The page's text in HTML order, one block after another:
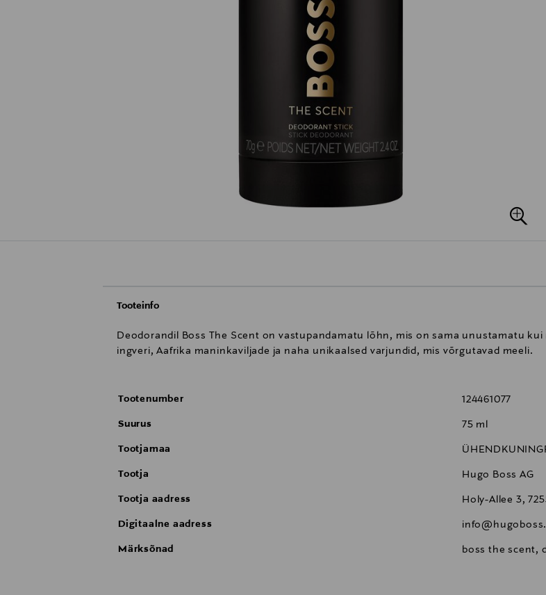
Tooteinfo
Deodorandil Boss The Scent on vastupandamatu lõhn, mis on sama unustamatu
ingveri, Aafrika maninkaviljade ja naha unikaalsed varjundid, mis võrgutavad meeli.
Tootenumber 124461077
Suurus 75 ml
Tootjamaa
Tootja Hugo Boss AG
Tootja aadress Holy-Allee 3,
Digitaalne aadress
Märksõnad boss the scent,